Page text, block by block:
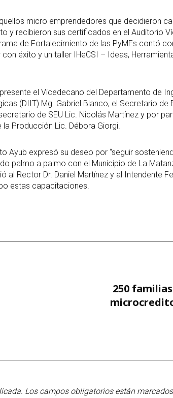
micro emprendedores que decidieron
y recibieron sus certificados en el Auditorio
de Fortalecimiento de las PyMEs contó
éxito y un taller IHeCSI – Ideas,
el Vicedecano del Departamento de
(DIIT) Mg. Gabriel Blanco, el Secretario de
de SEU Lic. Nicolás Martínez y por
Producción Lic. Débora Giorgi.
Ayub expresó su deseo por “seguir
palmo a palmo con el Municipio de La
al Rector Dr. Daniel Martínez y al Intendente
estas capacitaciones.
Publicación
siguiente
250
Los campos obligatorios están